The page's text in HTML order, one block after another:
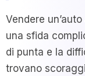
Vendere
una sfida
di punta e la
trovano